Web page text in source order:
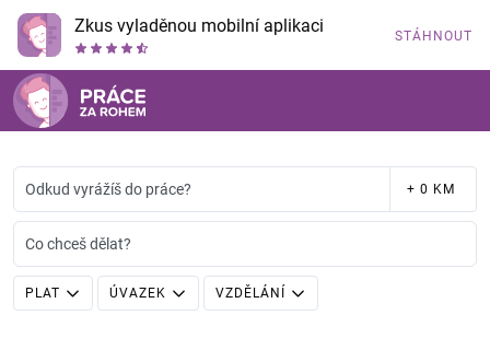
Zkus vyladěnou mobilní aplikaci STÁHNOUT
Odkud vyrážíš do práce? + 0 KM
Co chceš dělat?
PLAT ÚVAZEK VZDĚLÁNÍ